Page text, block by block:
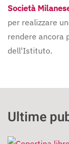
Società
per realizzare
rendere ancora
dell'Istituto.
Ultime